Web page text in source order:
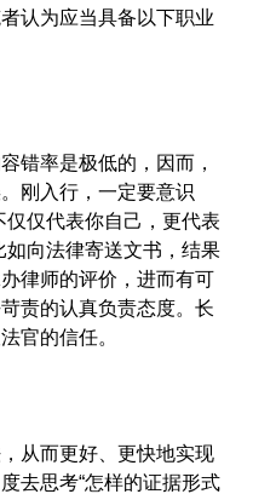
认为应当具备以下职业
错率是极低的，因而，
刚入行，一定要意识
仅代表你自己，更代表
如向法律寄送文书，结果
律师的评价，进而有可
责的认真负责态度。长
官的信任。
从而更好、更快地实现
去思考“怎样的证据形式